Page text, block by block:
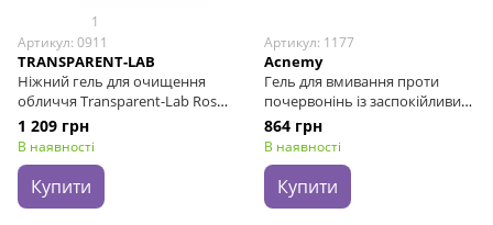
1
Артикул: 0911
TRANSPARENT-LAB
Ніжний гель для очищення
обличчя Transparent-Lab Rose
Calming Cleanser pH 5.5, 150 мл
1 209 грн
В наявності
Купити
Артикул: 1177
Acnemy
Гель для вмивання проти
почервонінь із заспокійливим
ефектом ACNEMY Zitcalm
Cleansing Gel, 150 мл
864 грн
В наявності
Купити